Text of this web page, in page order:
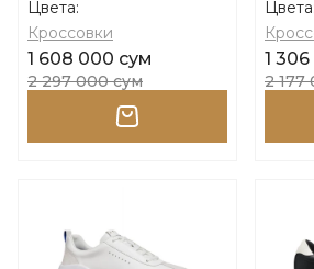
Цвета:
Кроссовки
1 608 000 сум
2 297 000 сум
Цвета:
1
2 177